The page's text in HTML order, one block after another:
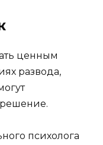
ценным
развода,
психолога